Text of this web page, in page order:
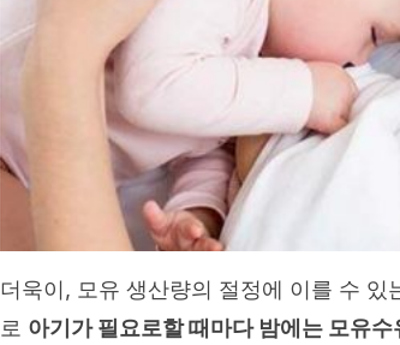
더욱이, 모유 생산량의 절정에 이를 수
로 아기가 필요로할 때마다 밤에는 모유